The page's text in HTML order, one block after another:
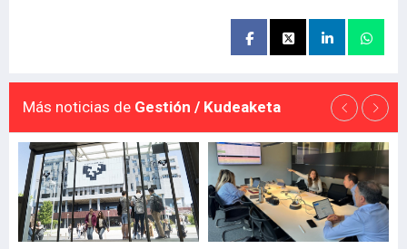
Más noticias de Gestión / Kudeaketa